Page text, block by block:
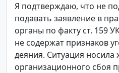
Я подтверждаю, что не
подавать заявление в
органы по факту ст. 159
не содержат признаков
деяния. Ситуация носила
организационного сбоя